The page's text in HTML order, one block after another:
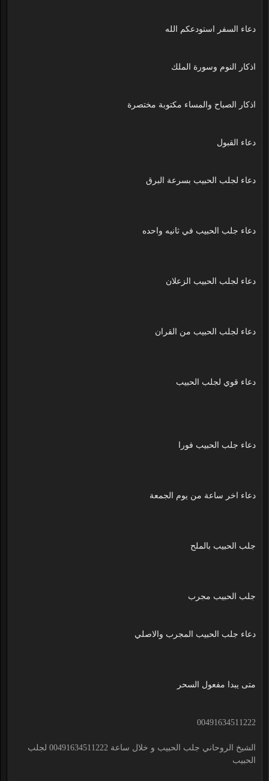
دعاء السفر استودعكم الله
اذكار النوم وسورة الملك
اذكار الصباح والمساء مكتوبة مختصرة
دعاء القبول
دعاء لجلب الحبيب بسرعة البرق
دعاء جلب الحبيب في ثانيه واحده
دعاء لجلب الحبيب الزعلان
دعاء لجلب الحبيب من القران
دعاء قوي لجلب الحبيب
دعاء جلب الحبيب فورا
دعاء اخر ساعة من يوم الجمعة
جلب الحبيب بالملح
جلب الحبيب مجرب
دعاء جلب الحبيب المجرب والاصلي
متى يبدا مفعول السحر
00491634511222
الشيخ الروحاني جلب الحبيب و خلال ساعة 00491634511222 لجلب
الحبيب